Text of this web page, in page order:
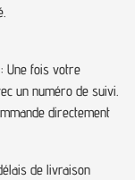
Une fois votre
un numéro de suivi.
directement
de livraison